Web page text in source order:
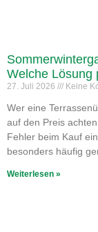
Welche Lösung
27. Juli 2026 Keine
Wer eine
auf den Preis
Fehler beim Kauf
besonders häufig
Weiterlesen »